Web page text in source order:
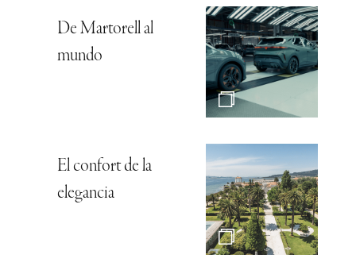
De Martorell al
mundo
El confort de la
elegancia